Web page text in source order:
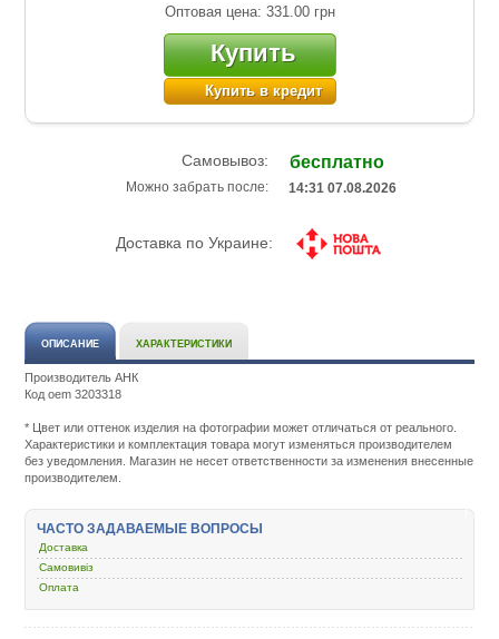
Оптовая цена: 331.00 грн
Купить
Купить в кредит
Самовывоз: бесплатно
Можно забрать после: 14:31 07.08.2026
Доставка по Украине:
ОПИСАНИЕ ХАРАКТЕРИСТИКИ
Производитель АНК
Код oem 3203318
service.com.uacatalog/4843-
zapchasti-
k-
smazka-
pudra-
250-
3203318.html
* Цвет или оттенок изделия на фотографии может отличаться от реального.
Характеристики и комплектация товара могут изменяться производителем
без уведомления. Магазин не несет ответственности за изменения внесенные
производителем.
ЧАСТО ЗАДАВАЕМЫЕ ВОПРОСЫ
Доставка
Самовивіз
Оплата